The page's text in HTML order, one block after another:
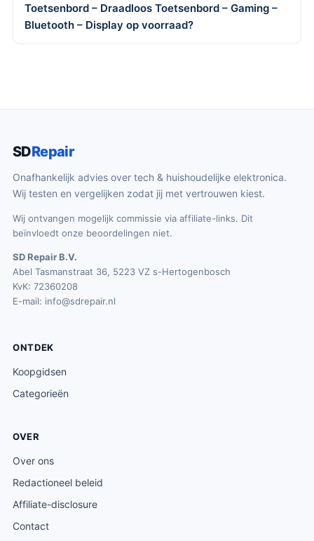
Toetsenbord – Draadloos Toetsenbord – Gaming –
Bluetooth – Display op voorraad?
SDRepair
Onafhankelijk advies over tech & huishoudelijke elektronica.
Wij testen en vergelijken zodat jij met vertrouwen kiest.
Wij ontvangen mogelijk commissie via affiliate-links. Dit
beïnvloedt onze beoordelingen niet.
SD Repair B.V.
Abel Tasmanstraat 36, 5223 VZ s-Hertogenbosch
KvK: 72360208
E-mail: info@sdrepair.nl
ONTDEK
Koopgidsen
Categorieën
OVER
Over ons
Redactioneel beleid
Affiliate-disclosure
Contact